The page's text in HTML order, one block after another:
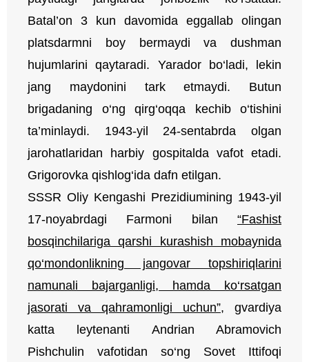
Batal’on 3 kun davomida eggallab olingan
platsdarmni boy bermaydi va dushman
hujumlarini qaytaradi. Yarador bo‘ladi, lekin
jang maydonini tark etmaydi. Butun
brigadaning o‘ng qirg‘oqqa kechib o‘tishini
ta’minlaydi. 1943-yil 24-sentabrda olgan
jarohatlaridan harbiy gospitalda vafot etadi.
Grigorovka qishlog‘ida dafn etilgan.
SSSR Oliy Kengashi Prezidiumining 1943-yil
17-noyabrdagi Farmoni bilan “Fashist
bosqinchilariga qarshi kurashish mobaynida
qo‘mondonlikning jangovar topshiriqlarini
namunali bajarganligi, hamda ko‘rsatgan
jasorati va qahramonligi uchun”, gvardiya
katta leytenanti Andrian Abramovich
Pishchulin vafotidan so‘ng Sovet Ittifoqi